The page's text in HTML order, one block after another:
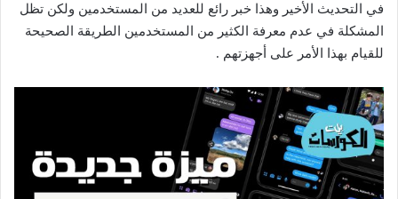
في التحديث الأخير وهذا خبر رائع للعديد من المستخدمين ولكن تظل
المشكلة في عدم معرفة الكثير من المستخدمين الطريقة الصحيحة
للقيام بهذا الأمر على أجهزتهم .